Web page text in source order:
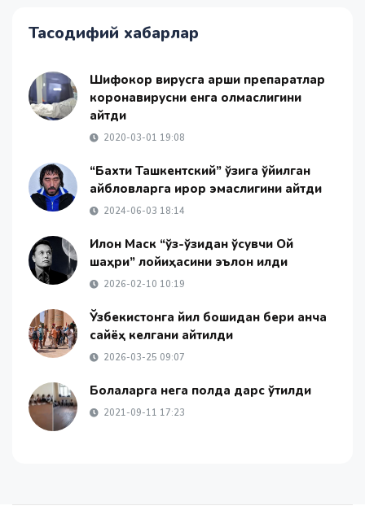
Тасодифий хабарлар
Шифокор вирусга қарши препаратлар
коронавирусни енга олмаслигини
айтди
2020-03-01 19:08
“Бахти Ташкентский” ўзига қўйилган
айбловларга иқрор эмаслигини айтди
2024-06-03 18:14
Илон Маск “ўз-ўзидан ўсувчи Ой
шаҳри” лойиҳасини эълон қилди
2026-02-10 10:19
Ўзбекистонга йил бошидан бери қанча
сайёҳ келгани айтилди
2026-03-25 09:07
Болаларга нега полда дарс ўтилди
2021-09-11 17:23